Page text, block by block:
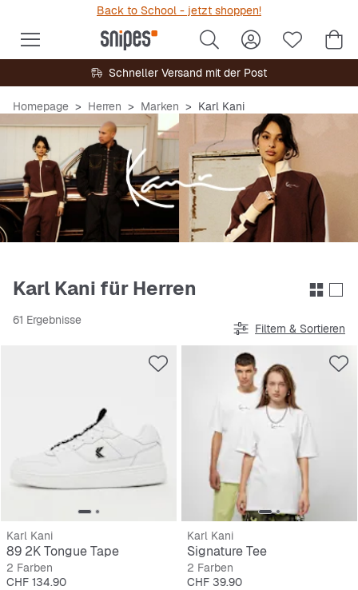
Back to School - jetzt shoppen!
Schneller Versand mit der Post
Homepage Herren Marken Karl Kani
Karl Kani für Herren
61 Ergebnisse
Filtern & Sortieren
Karl Kani
89 2K Tongue Tape
2 Farben
Preis
CHF 134.90
Karl Kani
Signature Tee
2 Farben
Preis
CHF 39.90